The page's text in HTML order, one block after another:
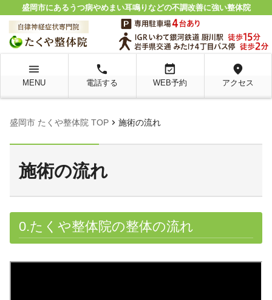
盛岡市にあるうつ病やめまい耳鳴りなどの不調改善に強い整体院
menu
MENU
local_phone
電話する
event_available
WEB予約
location_on
アクセス
盛岡市 たくや整体院 TOP chevron_right 施術の流れ
施術の流れ
0.たくや整体院の整体の流れ